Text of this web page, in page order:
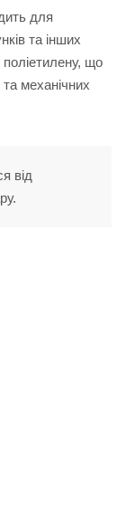
для
та інших
поліетилену, що
та механічних
від